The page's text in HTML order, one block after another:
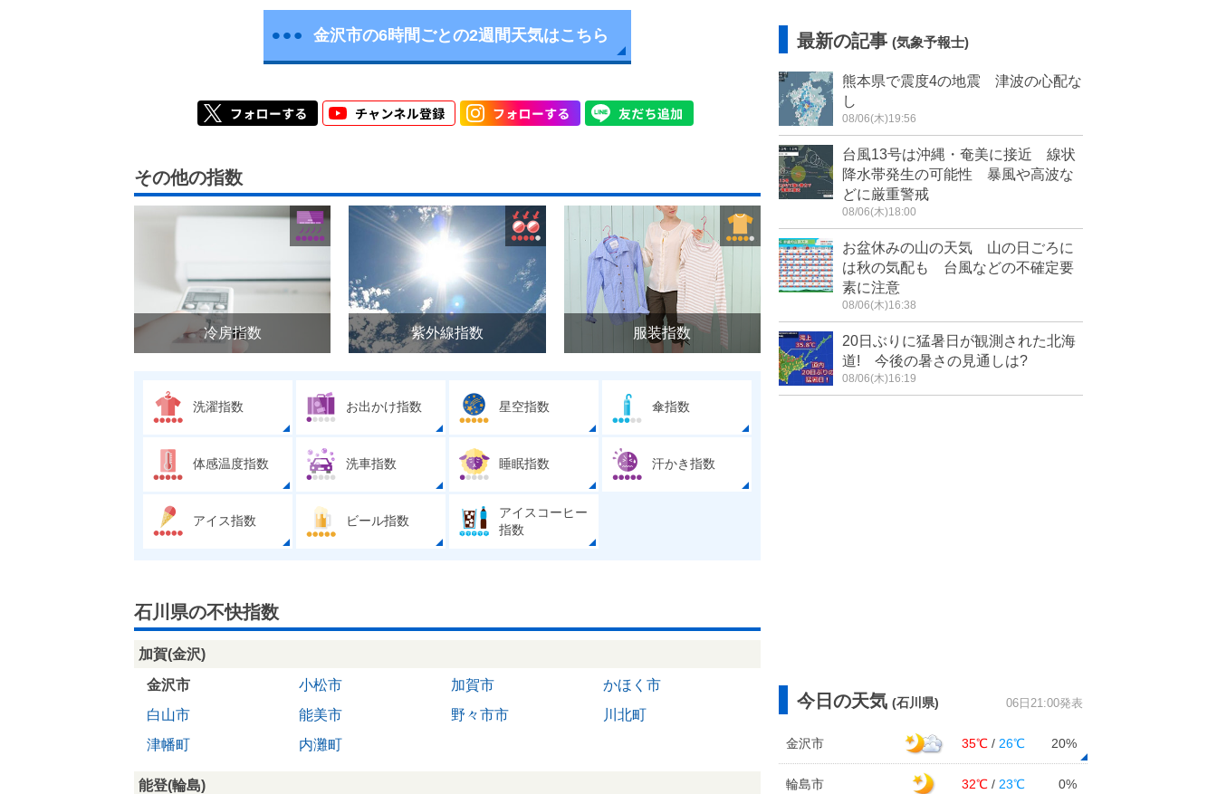
金沢市の6時間ごとの2週間天気はこちら
その他の指数
冷房指数 紫外線指数 服装指数
洗濯指数 お出かけ指数 星空指数 傘指数
体感温度指数 洗車指数 睡眠指数 汗かき指数
アイス指数 ビール指数
アイスコーヒー
指数
石川県の不快指数
加賀(金沢)
金沢市
小松市 加賀市
かほく市
白山市
能美市 野々市市
川北町
津幡町
内灘町
能登(輪島)
最新の記事 (気象予報士)
熊本県で震度4の地震 津波の心配な
し
08/06(木)19:56
台風13号は沖縄・奄美に接近 線状
降水帯発生の可能性 暴風や高波な
どに厳重警戒
08/06(木)18:00
お盆休みの山の天気 山の日ごろに
は秋の気配も 台風などの不確定要
素に注意
08/06(木)16:38
20日ぶりに猛暑日が観測された北海
道! 今後の暑さの見通しは?
08/06(木)16:19
今日の天気 (石川県) 06日21:00発表
金沢市 35℃ / 26℃ 20%
輪島市 32℃ / 23℃ 0%